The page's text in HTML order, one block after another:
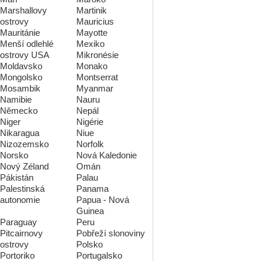
Marshallovy
ostrovy
Martinik
Mauricius
Mauritánie
Mayotte
Menší odlehlé
ostrovy USA
Mexiko
Mikronésie
Moldavsko
Monako
Mongolsko
Montserrat
Mosambik
Myanmar
Namibie
Nauru
Německo
Nepál
Niger
Nigérie
Nikaragua
Niue
Nizozemsko
Norfolk
Norsko
Nová Kaledonie
Nový Zéland
Omán
Pákistán
Palau
Palestinská
autonomie
Panama
Papua - Nová
Guinea
Paraguay
Peru
Pitcairnovy
ostrovy
Pobřeží slonoviny
Polsko
Portoriko
Portugalsko